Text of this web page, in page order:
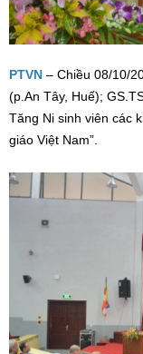
PTVN – Chiều 08/10/
(p.An Tây, Huế);
Tăng Ni sinh viên các
giáo Việt Nam”.